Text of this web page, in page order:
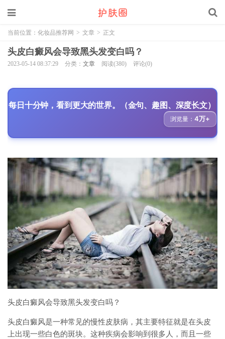
当前位置： 化妆品推荐网 > 文章 > 正文
头皮白癜风会导致黑头发变白吗？
2023-05-14 08:37:29 分类： 文章 阅读(380) 评论(0)
每日十分钟，看到更大的世界。（金句、趣图、深度长文）
浏览量：4万+
头皮白癜风会导致黑头发变白吗？
头皮白癜风是一种常见的慢性皮肤病，其主要特征就是在头皮
上出现一些白色的斑块。这种疾病会影响到很多人，而且一些